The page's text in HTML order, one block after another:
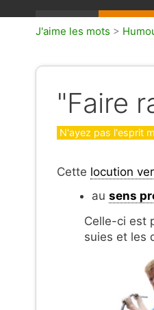
J'aime les mots >
"Faire
Catégories
N'ayez pas l'esprit
Cette locution
au sens
Celle-ci est
suies et les